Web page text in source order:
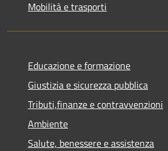
Mobilità e trasporti
Educazione e formazione
Giustizia e sicurezza pubblica
Tributi,finanze e contravvenzioni
Ambiente
Salute, benessere e assistenza